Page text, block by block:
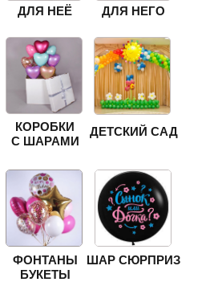
ФОНТАНЫ
БУКЕТЫ
ДЛЯ НЕЁ ДЛЯ НЕГО
ШАР СЮРПРИЗ
КОРОБКИ
С ШАРАМИ
ДЕТСКИЙ САД